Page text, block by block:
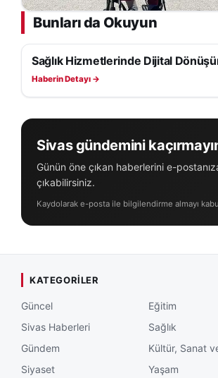
Bunları da Okuyun
SAĞLIK
Sağlık Hizmetlerinde Dijital
Haberin Detayı →
Sivas gündemini
Günün öne çıkan haberlerini e-
çıkabilirsiniz.
Kaydolarak e-posta ile bilgilendirme almayı
KATEGORILER
Güncel
Sivas Haberleri
Gündem
Siyaset
Eğitim
Sağlık
Kültür, Sanat
Yaşam